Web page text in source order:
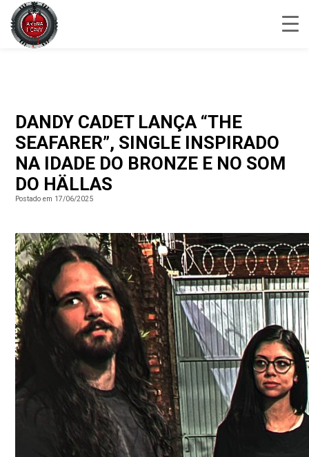
DANDY CADET LANÇA “THE
SEAFARER”, SINGLE INSPIRADO
NA IDADE DO BRONZE E NO SOM
DO HÄLLAS
Postado em 17/06/2025